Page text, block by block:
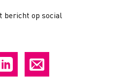
bericht op social